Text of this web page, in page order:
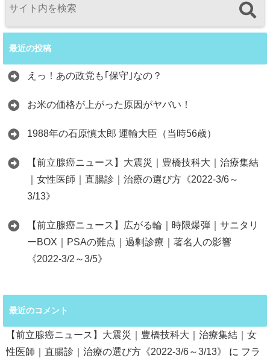
最近の投稿
えっ！あの政党も｢保守｣なの？
お米の価格が上がった原因がヤバい！
1988年の石原慎太郎 運輸大臣（当時56歳）
【前立腺癌ニュース】大震災｜豊橋技科大｜治療集結
｜女性医師｜直腸診｜治療の選び方《2022-3/6～
3/13》
【前立腺癌ニュース】広がる輪｜時限爆弾｜サニタリ
ーBOX｜PSAの難点｜過剰診療｜著名人の影響
《2022-3/2～3/5》
最近のコメント
【前立腺癌ニュース】大震災｜豊橋技科大｜治療集結｜女
性医師｜直腸診｜治療の選び方《2022-3/6～3/13》
に フラ